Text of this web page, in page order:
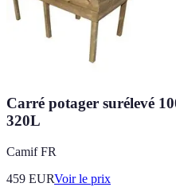
Carré potager surélevé
320L
Camif FR
459 EURVoir le prix